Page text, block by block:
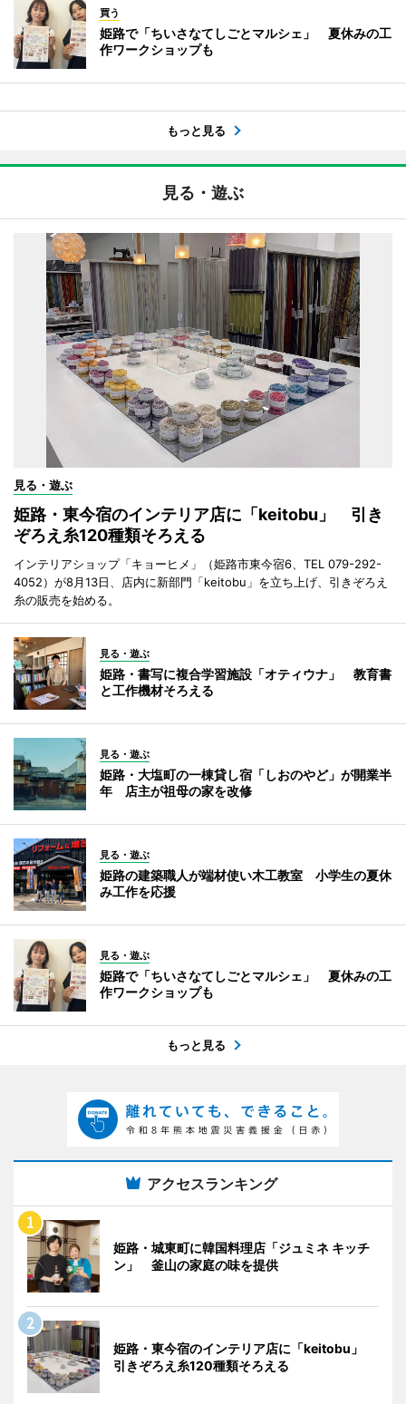
買う
姫路で「ちいさなてしごとマルシェ」 夏休みの工
作ワークショップも
もっと見る
見る・遊ぶ
見る・遊ぶ
姫路・東今宿のインテリア店に「keitobu」 引き
ぞろえ糸120種類そろえる
インテリアショップ「キョーヒメ」（姫路市東今宿6、TEL 079-292-
4052）が8月13日、店内に新部門「keitobu」を立ち上げ、引きぞろえ
糸の販売を始める。
見る・遊ぶ
姫路・書写に複合学習施設「オティウナ」 教育書
と工作機材そろえる
見る・遊ぶ
姫路・大塩町の一棟貸し宿「しおのやど」が開業半
年 店主が祖母の家を改修
見る・遊ぶ
姫路の建築職人が端材使い木工教室 小学生の夏休
み工作を応援
見る・遊ぶ
姫路で「ちいさなてしごとマルシェ」 夏休みの工
作ワークショップも
もっと見る
アクセスランキング
姫路・城東町に韓国料理店「ジュミネ キッチ
ン」 釜山の家庭の味を提供
姫路・東今宿のインテリア店に「keitobu」
引きぞろえ糸120種類そろえる